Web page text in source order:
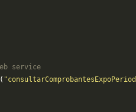
service
(